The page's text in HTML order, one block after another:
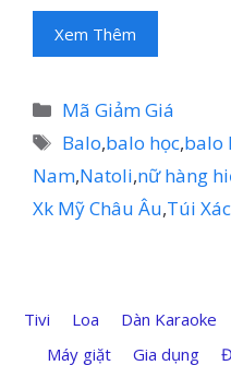
Xem Thêm
Danh
mục
Mã Giảm Giá
Thẻ
Balo,balo học,balo
Nam,Natoli,nữ hàng
Xk Mỹ Châu Âu,Túi
Tivi Loa Dàn Karaoke
Máy giặt
Gia dụng